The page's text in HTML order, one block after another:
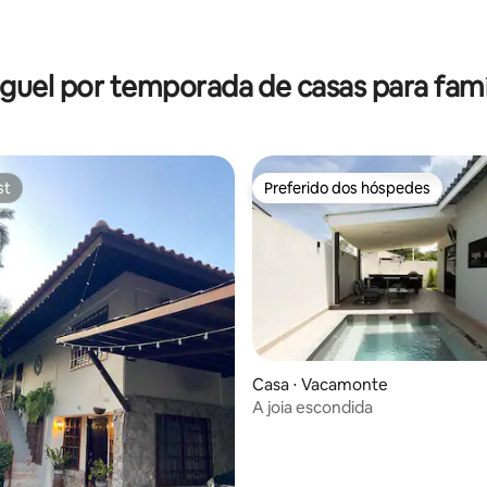
de 5, 110 avaliações
por temporada de casas para
de 5, 18 avaliações
Preferido dos hóspedes
Preferido dos hóspedes
Casa ⋅ Vacamonte
A joia escondida